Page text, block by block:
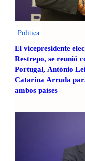
Politica
El vicepresidente
Restrepo, se reunió
Portugal, António
Catarina Arruda
ambos países